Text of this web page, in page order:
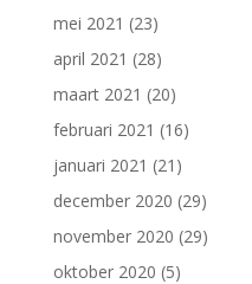
mei 2021 (23)
april 2021 (28)
maart 2021 (20)
februari 2021 (16)
januari 2021 (21)
december 2020 (29)
november 2020 (29)
oktober 2020 (5)